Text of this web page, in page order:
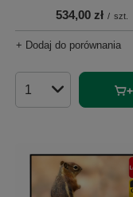
534,00 zł / szt.
+ Dodaj do porównania
Ilość produktów